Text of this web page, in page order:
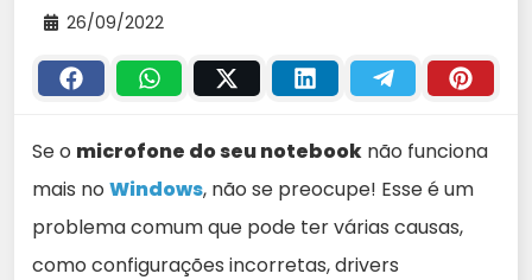
26/09/2022
Se o microfone do seu notebook não funciona
mais no Windows, não se preocupe! Esse é um
problema comum que pode ter várias causas,
como configurações incorretas, drivers